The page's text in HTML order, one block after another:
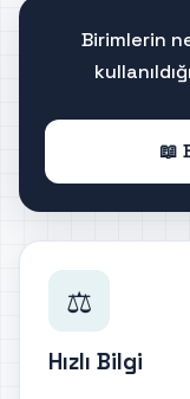
Birimlerin
📖
⚖️
Hızlı Bilgi